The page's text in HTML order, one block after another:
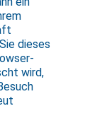
dieses
wird,